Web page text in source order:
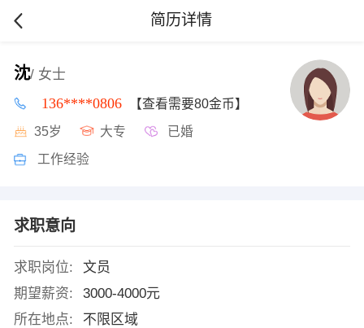
简历详情
沈/ 女士
136****0806 【查看需要80金币】
35岁 大专 已婚
工作经验
求职意向
求职岗位:
文员
期望薪资:
3000-4000元
所在地点:
不限区域